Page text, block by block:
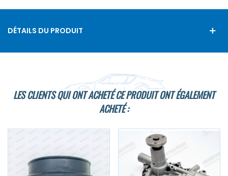
DÉTAILS DU PRODUIT
LES CLIENTS QUI ONT ACHETÉ CE PRODUIT ONT ÉGALEMENT
ACHETÉ :